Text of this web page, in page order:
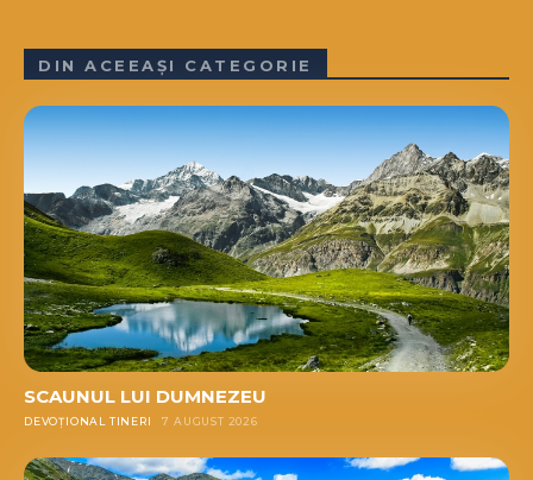
DIN ACEEAȘI CATEGORIE
SCAUNUL LUI DUMNEZEU
DEVOȚIONAL TINERI 7 AUGUST 2026